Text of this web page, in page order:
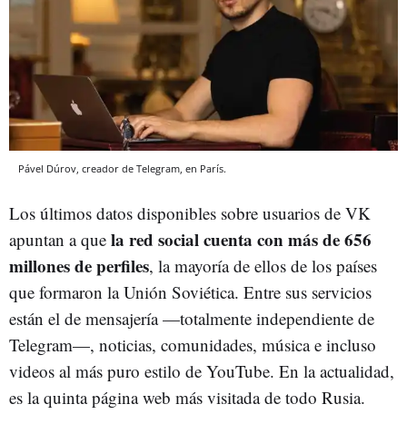
Pável Dúrov, creador de Telegram, en París.
Los últimos datos disponibles sobre usuarios de VK
apuntan a que la red social cuenta con más de 656
millones de perfiles, la mayoría de ellos de los países
que formaron la Unión Soviética. Entre sus servicios
están el de mensajería —totalmente independiente de
Telegram—, noticias, comunidades, música e incluso
videos al más puro estilo de YouTube. En la actualidad,
es la quinta página web más visitada de todo Rusia.